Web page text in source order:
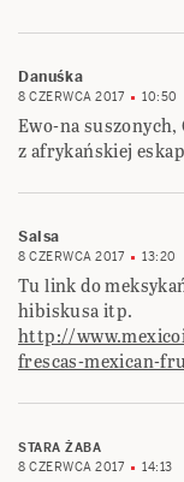
Danuśka
8 CZERWCA 2017 10:50
Ewo-na
z afrykańskiej
Salsa
8 CZERWCA 2017 13:20
Tu link do
hibiskusa itp.
http://
frescas-mexican-
STARA ŻABA
8 CZERWCA 2017
14:13